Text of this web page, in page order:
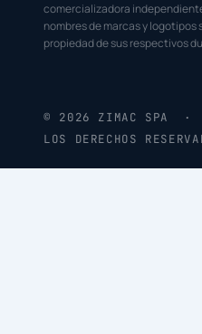
comercializadora
nombres de marcas y logotipos
propiedad de sus respectivos
© 2026 ZIMAC SPA ·
LOS DERECHOS